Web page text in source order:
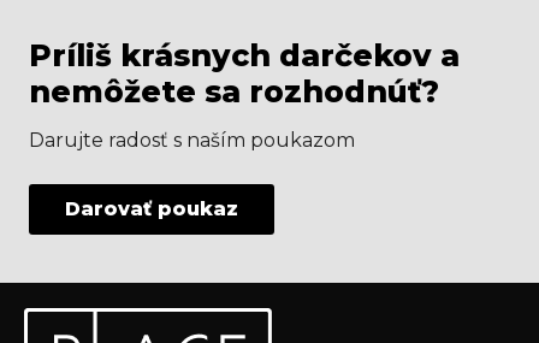
Príliš krásnych darčekov a
nemôžete sa rozhodnúť?
Darujte radosť s naším poukazom
Darovať poukaz
Odoberať newsletter